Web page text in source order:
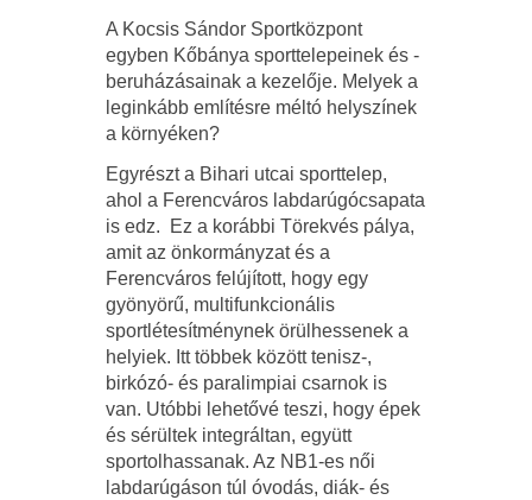
A Kocsis Sándor Sportközpont
egyben Kőbánya sporttelepeinek és -
beruházásainak a kezelője. Melyek a
leginkább említésre méltó helyszínek
a környéken?
Egyrészt a Bihari utcai sporttelep,
ahol a Ferencváros labdarúgócsapata
is edz. Ez a korábbi Törekvés pálya,
amit az önkormányzat és a
Ferencváros felújított, hogy egy
gyönyörű, multifunkcionális
sportlétesítménynek örülhessenek a
helyiek. Itt többek között tenisz-,
birkózó- és paralimpiai csarnok is
van. Utóbbi lehetővé teszi, hogy épek
és sérültek integráltan, együtt
sportolhassanak. Az NB1-es női
labdarúgáson túl óvodás, diák- és